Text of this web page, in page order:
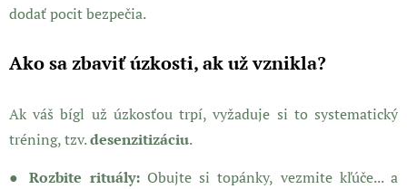
dodať pocit bezpečia.
Ako sa zbaviť úzkosti, ak už vznikla?
Ak váš bígl už úzkosťou trpí, vyžaduje si to systematický
tréning, tzv.desenzitizáciu.
● Rozbite rituály:Obujte si topánky, vezmite kľúče... a